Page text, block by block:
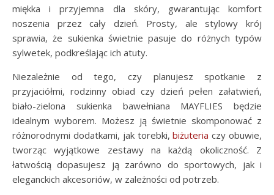
miękka i przyjemna dla skóry, gwarantując komfort
noszenia przez cały dzień. Prosty, ale stylowy krój
sprawia, że sukienka świetnie pasuje do różnych typów
sylwetek, podkreślając ich atuty.
Niezależnie od tego, czy planujesz spotkanie z
przyjaciółmi, rodzinny obiad czy dzień pełen załatwień,
biało-zielona sukienka bawełniana MAYFLIES będzie
idealnym wyborem. Możesz ją świetnie skomponować z
różnorodnymi dodatkami, jak torebki,biżuteria czy obuwie,
tworząc wyjątkowe zestawy na każdą okoliczność. Z
łatwością dopasujesz ją zarówno do sportowych, jak i
eleganckich akcesoriów, w zależności od potrzeb.